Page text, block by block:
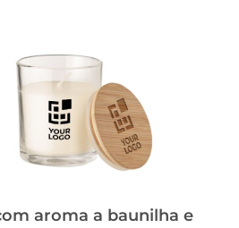
aroma a baunilha e